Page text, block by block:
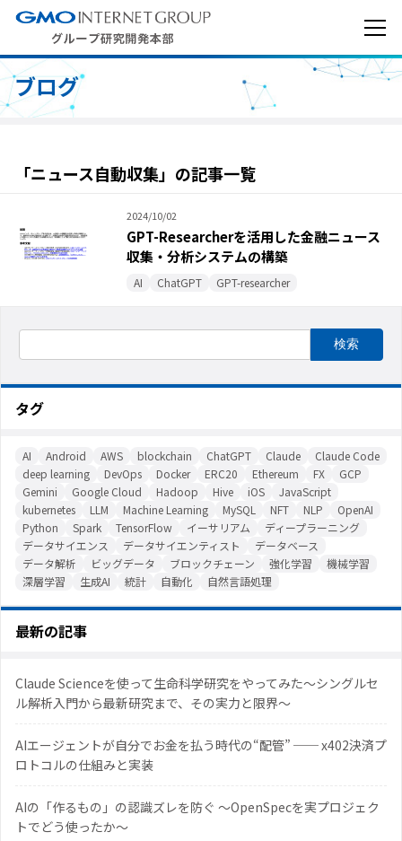
ブログ
「ニュース自動収集」の記事一覧
2024/10/02
GPT-Researcherを活用した金融ニュース
収集・分析システムの構築
AI ChatGPT GPT-researcher
タグ
AI Android AWS blockchain ChatGPT Claude
Claude Code
deep learning
DevOps Docker ERC20 Ethereum FX
GCP
Gemini
Google Cloud Hadoop Hive iOS
JavaScript
kubernetes
LLM Machine Learning MySQL NFT NLP
OpenAI
Python
Spark TensorFlow イーサリアム
ディープラーニング
データサイエンス
データサイエンティスト
データベース
データ解析
ビッグデータ ブロックチェーン 強化学習
機械学習
深層学習
生成AI 統計 自動化 自然言語処理
最新の記事
Claude Scienceを使って生命科学研究をやってみた〜シングルセ
ル解析入門から最新研究まで、その実力と限界〜
AIエージェントが自分でお金を払う時代の“配管” ── x402決済プ
ロトコルの仕組みと実装
AIの「作るもの」の認識ズレを防ぐ 〜OpenSpecを実プロジェク
トでどう使ったか〜